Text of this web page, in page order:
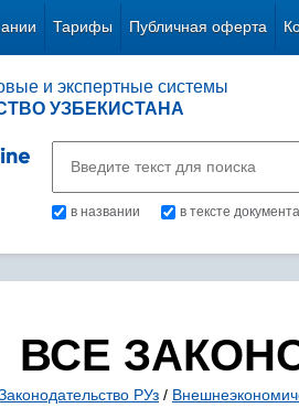
Тарифы Публичная оферта
и экспертные системы
УЗБЕКИСТАНА
в названии в тексте документа
ВСЕ
РУз /